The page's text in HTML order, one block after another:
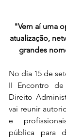
"Vem aí uma
atualização,
grandes
No dia 15 de
II Encontro
Direito
vai reunir
e
pública para